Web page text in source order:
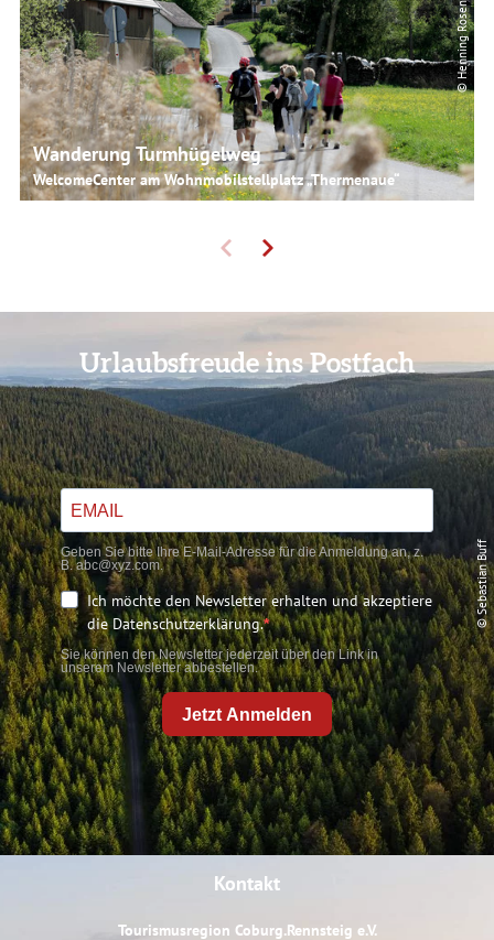
Wanderung Turmhügelweg
WelcomeCenter am Wohnmobilstellplatz „Thermenaue“
© Henning Rosenbusch
© Sebastian Buff
Urlaubsfreude ins Postfach
Geben Sie bitte Ihre E-Mail-Adresse für die Anmeldung an, z.
B. abc@xyz.com.
Ich möchte den Newsletter erhalten und akzeptiere
die Datenschutzerklärung.
Sie können den Newsletter jederzeit über den Link in
unserem Newsletter abbestellen.
Jetzt Anmelden
Kontakt
Tourismusregion Coburg.Rennsteig e.V.